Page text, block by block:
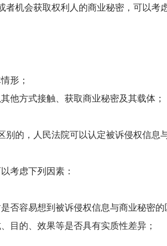
会获取权利人的商业秘密，可以考
形；
方式接触、获取商业秘密及其载体；
，人民法院可以认定被诉侵权信息
考虑下列因素：
容易想到被诉侵权信息与商业秘密的
的、效果等是否具有实质性差异；